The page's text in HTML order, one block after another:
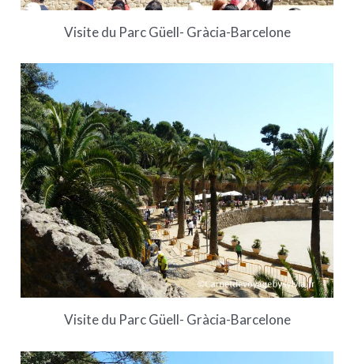
Visite du Parc Güell- Gràcia-Barcelone
Visite du Parc Güell- Gràcia-Barcelone